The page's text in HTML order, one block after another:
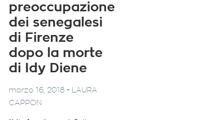
preoccupazione
dei senegalesi
di Firenze
dopo la morte
di Idy Diene
marzo 16, 2018 -
LAURA
CAPPON